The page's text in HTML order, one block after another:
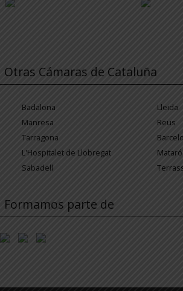
Otras Cámaras de Cataluña
Badalona
Lleida
Manresa
Reus
Tarragona
L'Hospitalet de Llobregat
Mataró
Sabadell
Formamos parte de